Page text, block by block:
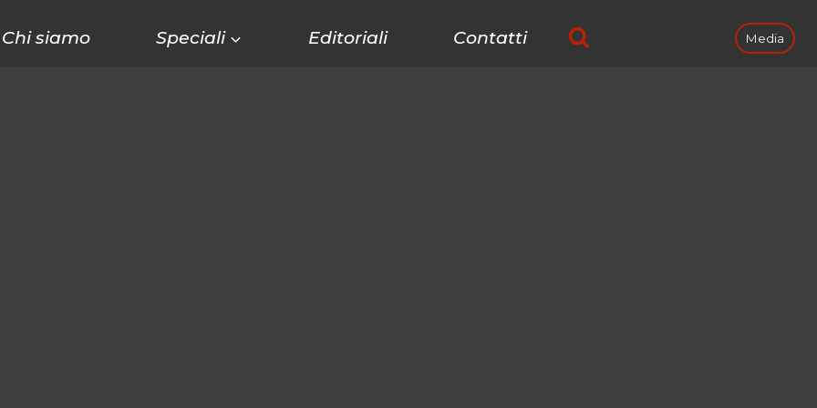
Chi siamo Speciali Editoriali Contatti Media